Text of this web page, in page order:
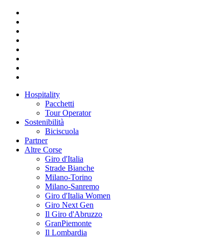
Hospitality
Pacchetti
Tour Operator
Sostenibilità
Biciscuola
Partner
Altre Corse
Giro d'Italia
Strade Bianche
Milano-Torino
Milano-Sanremo
Giro d'Italia Women
Giro Next Gen
Il Giro d'Abruzzo
GranPiemonte
Il Lombardia